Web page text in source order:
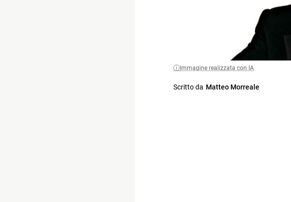
Immagine realizzata con IA
Scritto da Matteo Morreale